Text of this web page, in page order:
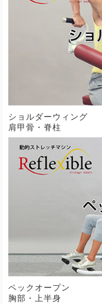
ショルダーウィング
肩甲骨・脊柱
ペックオープン
胸部・上半身